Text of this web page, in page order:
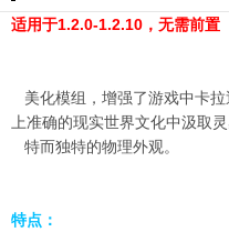
适用于1.2.0-1.2.10，无需前置
美化模组，增强了游戏中卡
上准确的现实世界文化中汲取
特而独特的物理外观。
特点：